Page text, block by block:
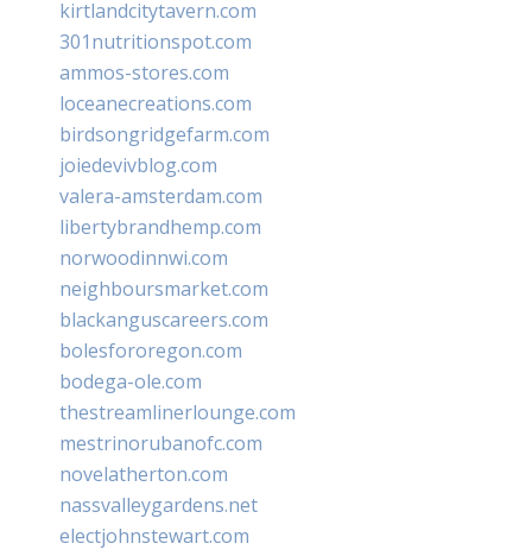
kirtlandcitytavern.com
301nutritionspot.com
ammos-stores.com
loceanecreations.com
birdsongridgefarm.com
joiedevivblog.com
valera-amsterdam.com
libertybrandhemp.com
norwoodinnwi.com
neighboursmarket.com
blackanguscareers.com
bolesfororegon.com
bodega-ole.com
thestreamlinerlounge.com
mestrinorubanofc.com
novelatherton.com
nassvalleygardens.net
electjohnstewart.com